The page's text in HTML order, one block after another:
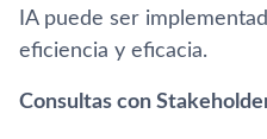
IA puede ser
eficiencia y eficacia.
Consultas con